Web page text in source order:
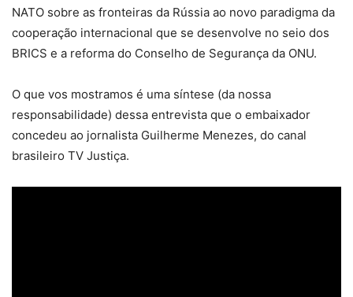
NATO sobre as fronteiras da Rússia ao novo paradigma da
cooperação internacional que se desenvolve no seio dos
BRICS e a reforma do Conselho de Segurança da ONU.
O que vos mostramos é uma síntese (da nossa
responsabilidade) dessa entrevista que o embaixador
concedeu ao jornalista Guilherme Menezes, do canal
brasileiro TV Justiça.